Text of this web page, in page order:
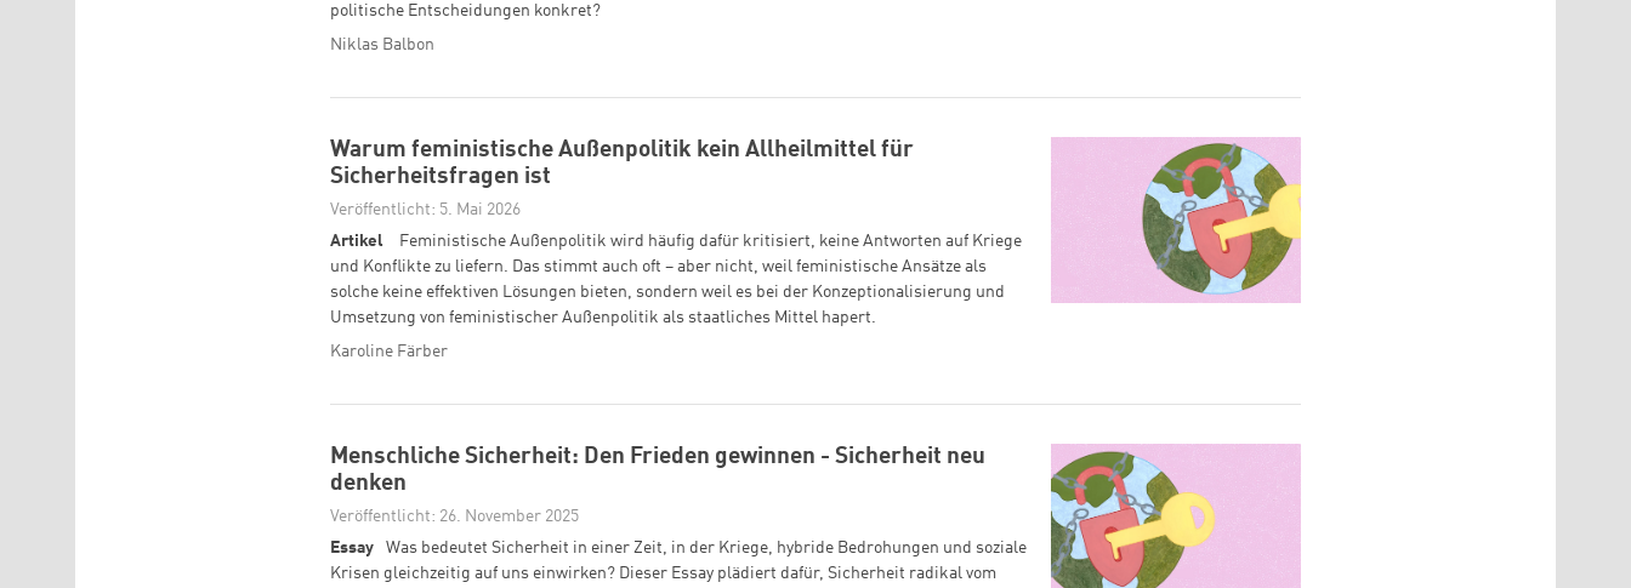
politische Entscheidungen konkret?
Niklas Balbon
Warum feministische Außenpolitik kein Allheilmittel für
Sicherheitsfragen ist
Veröffentlicht: 5. Mai 2026
Artikel
Feministische Außenpolitik wird häufig dafür kritisiert, keine Antworten auf Kriege
und Konflikte zu liefern. Das stimmt auch oft – aber nicht, weil feministische Ansätze als
solche keine effektiven Lösungen bieten, sondern weil es bei der Konzeptionalisierung und
Umsetzung von feministischer Außenpolitik als staatliches Mittel hapert.
Karoline Färber
Menschliche Sicherheit: Den Frieden gewinnen - Sicherheit neu
denken
Veröffentlicht: 26. November 2025
Essay
Was bedeutet Sicherheit in einer Zeit, in der Kriege, hybride Bedrohungen und soziale
Krisen gleichzeitig auf uns einwirken? Dieser Essay plädiert dafür, Sicherheit radikal vom